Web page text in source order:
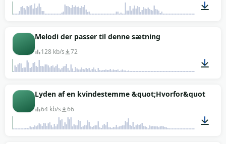
Melodi der passer til denne sætning
128 kb/s 72
00:06
Lyden af en kvindestemme &quot;Hvorfor&quot;
64 kb/s 66